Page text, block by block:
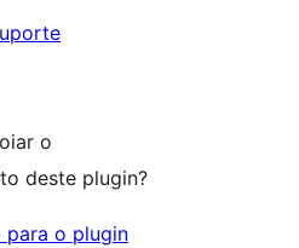
o
deste plugin?
para o plugin